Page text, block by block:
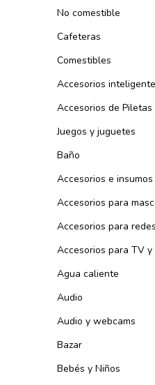
No comestible
Cafeteras
Comestibles
Accesorios
Accesorios de Piletas
Juegos y juguetes
Baño
Accesorios e insumos
Accesorios para
Accesorios para redes
Accesorios para TV y
Agua caliente
Audio
Audio y webcams
Bazar
Bebés y Niños